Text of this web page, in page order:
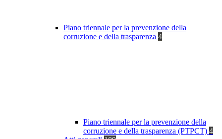
Piano triennale per la prevenzione della
corruzione e della trasparenza 4
Piano triennale per la prevenzione della
corruzione e della trasparenza (PTPCT) 4